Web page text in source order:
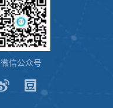
微信公众号